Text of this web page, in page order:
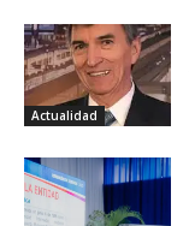
Actualidad